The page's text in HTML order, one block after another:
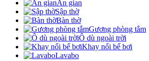
Án gian
Sập thờ
Bàn thờ
Gương phòng tắm
Ô dù ngoài trời
Khay nổi bể bơi
Lavabo